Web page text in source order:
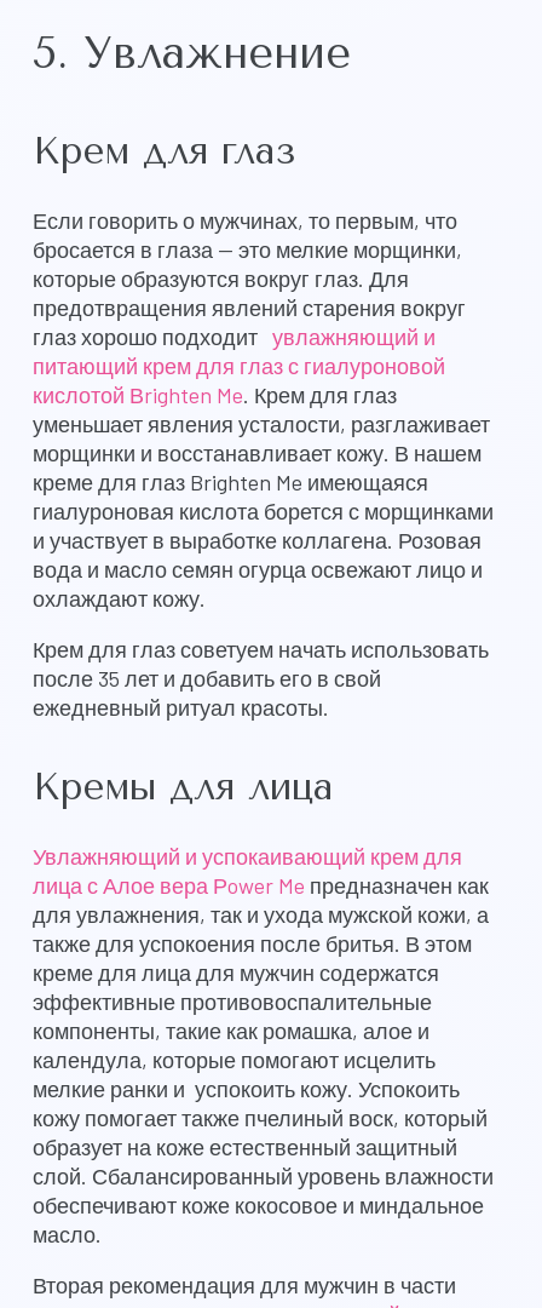
5. Увлажнение
Крем для глаз
Если говорить о мужчинах, то первым, что
бросается в глаза — это мелкие морщинки,
которые образуются вокруг глаз. Для
предотвращения явлений старения вокруг
глаз хорошо подходит увлажняющий и
питающий крем для глаз с гиалуроновой
кислотой Вrighten Me. Крем для глаз
уменьшает явления усталости, разглаживает
морщинки и восстанавливает кожу. В нашем
креме для глаз Brighten Me имеющаяся
гиалуроновая кислота борется с морщинками
и участвует в выработке коллагена. Розовая
вода и масло семян огурца освежают лицо и
охлаждают кожу.
Крем для глаз советуем начать использовать
после 35 лет и добавить его в свой
ежедневный ритуал красоты.
Кремы для лица
Увлажняющий и успокаивающий крем для
лица с Алое вера Рower Me предназначен как
для увлажнения, так и ухода мужской кожи, а
также для успокоения после бритья. В этом
креме для лица для мужчин содержатся
эффективные противовоспалительные
компоненты, такие как ромашка, алое и
календула, которые помогают исцелить
мелкие ранки и успокоить кожу. Успокоить
кожу помогает также пчелиный воск, который
образует на коже естественный защитный
слой. Сбалансированный уровень влажности
обеспечивают коже кокосовое и миндальное
масло.
Вторая рекомендация для мужчин в части